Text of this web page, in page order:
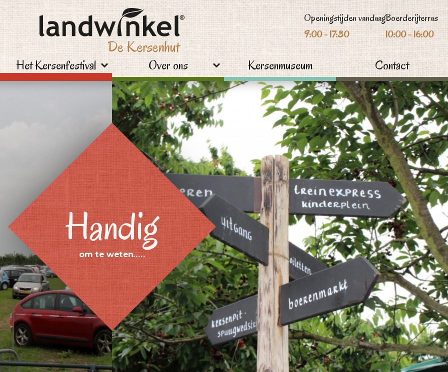
Het Kersenfestival Over ons Kersenmuseum Contact
Openingstijden vandaag
9:00 - 17:30
Boerderijterras
10:00 - 16:00
Handig
om te weten.....